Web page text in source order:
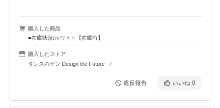
購入した商品
■在庫状況/ホワイト【在庫有】
購入したストア
タンスのゲン Design the Future
違反報告 いいね 0